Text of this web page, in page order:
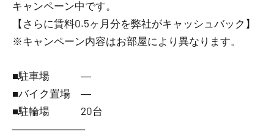
キャンペーン中です。
【さらに賃料0.5ヶ月分を弊社がキャッシュバック】
※キャンペーン内容はお部屋により異なります。
■駐車場 ―
■バイク置場 ―
■駐輪場 20台
―――――――